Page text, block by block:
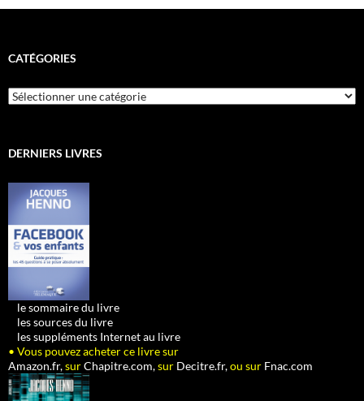
CATÉGORIES
Catégories
DERNIERS LIVRES
le sommaire du livre
les sources du livre
les suppléments Internet au livre
• Vous pouvez acheter ce livre sur
Amazon.fr,surChapitre.com,sur Decitre.fr,ou sur Fnac.com